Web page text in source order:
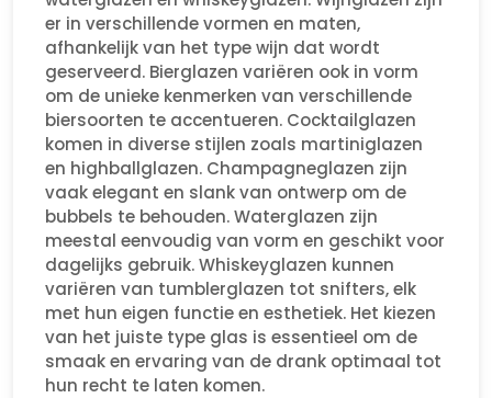
er in verschillende vormen en maten,
afhankelijk van het type wijn dat wordt
geserveerd. Bierglazen variëren ook in vorm
om de unieke kenmerken van verschillende
biersoorten te accentueren. Cocktailglazen
komen in diverse stijlen zoals martiniglazen
en highballglazen. Champagneglazen zijn
vaak elegant en slank van ontwerp om de
bubbels te behouden. Waterglazen zijn
meestal eenvoudig van vorm en geschikt voor
dagelijks gebruik. Whiskeyglazen kunnen
variëren van tumblerglazen tot snifters, elk
met hun eigen functie en esthetiek. Het kiezen
van het juiste type glas is essentieel om de
smaak en ervaring van de drank optimaal tot
hun recht te laten komen.